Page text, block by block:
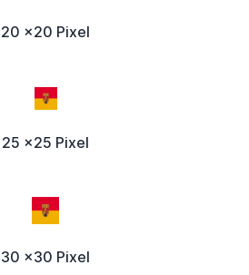
20 x20 Pixel
25 x25 Pixel
30 x30 Pixel